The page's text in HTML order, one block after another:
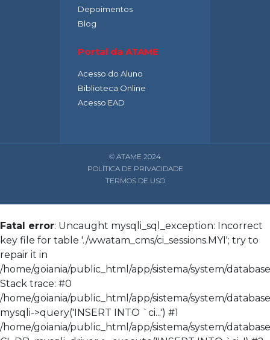
Depoimentos
Blog
Portal da ATAME
Acesso do Aluno
Biblioteca Online
Acesso EAD
© ATAME 2024
POLÍTICA DE PRIVACIDADE
TERMOS DE USO
Fatal error: Uncaught mysqli_sql_exception: Incorrect
key file for table './wwatam_cms/ci_sessions.MYI'; try to
repair it in
/home/goiania/public_html/app/sistema/system/
Stack trace: #0
/home/goiania/public_html/app/sistema/system/
mysqli->query('INSERT INTO `ci...') #1
/home/goiania/public_html/app/sistema/system/